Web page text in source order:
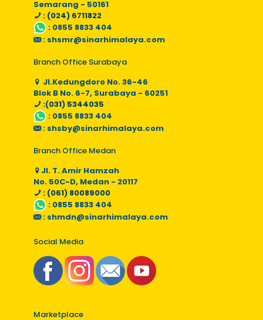
Semarang - 50161
: (024) 6711822
: 0855 8833 404
: shsmr@sinarhimalaya.com
Branch Office Surabaya
Jl.Kedungdoro No. 36-46
Blok B No. 6-7, Surabaya - 60251
:(031) 5344035
: 0855 8833 404
: shsby@sinarhimalaya.com
Branch Office Medan
Jl. T. Amir Hamzah
No. 50C-D, Medan - 20117
: (061) 80089000
: 0855 8833 404
: shmdn@sinarhimalaya.com
Social Media
Marketplace